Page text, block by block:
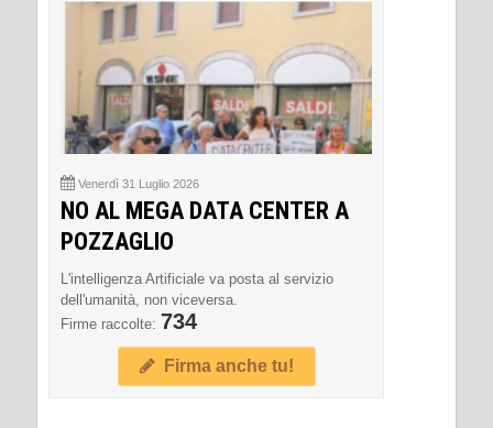
Venerdì 31 Luglio 2026
NO AL MEGA DATA CENTER A
POZZAGLIO
L'intelligenza Artificiale va posta al servizio
dell'umanità, non viceversa.
Firme raccolte: 734
Firma anche tu!